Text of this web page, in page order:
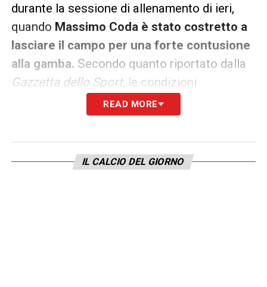
durante la sessione di allenamento di ieri,
quando Massimo Coda è stato costretto a
lasciare il campo per una forte contusione
alla gamba. Secondo quanto riportato dalla
Gazzetta dello Sport, le condizioni
dell’attaccante verranno rivalutate oggi,
prima della rifinitura in vista della sfida di
Nonostante l’infortunio,non sembrano
READ MORE
IL CALCIO DEL GIORNO